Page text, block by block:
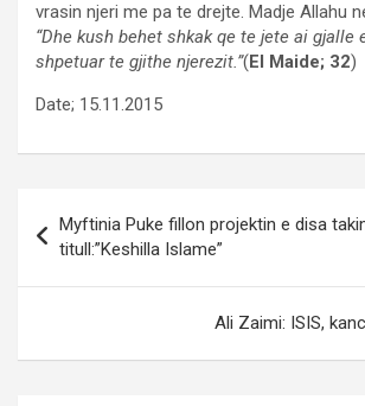
vrasin njeri me pa te drejte. Madje Allahu
“Dhe kush behet shkak qe te jete ai gjalle
shpetuar te gjithe njerezit.”(El Maide; 32)
Date; 15.11.2015
navigation
Myftinia Puke fillon projektin e disa
titull:”Keshilla Islame”
Ali Zaimi: ISIS,